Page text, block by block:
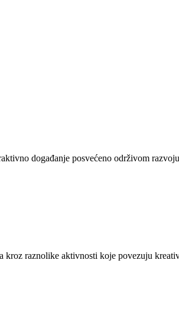
događanje posvećeno održivom
raznolike aktivnosti koje povezuju